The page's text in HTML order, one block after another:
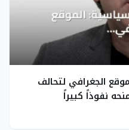
الجغرافي لتحالف
نفوذاً كبيراً